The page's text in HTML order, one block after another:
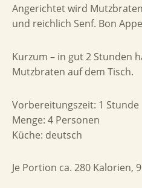
Angerichtet wird
und reichlich Senf. Bon
Kurzum – in gut2 Stunden
Mutzbraten auf dem Tisch.
Vorbereitungszeit: 1 Stunde
Menge: 4 Personen
Küche: deutsch
Je Portion ca. 280 Kalorien,